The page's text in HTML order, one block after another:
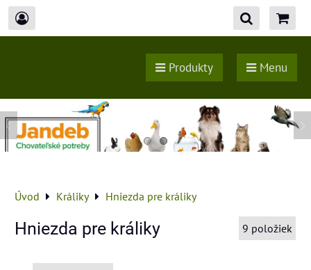
Produkty Menu
Úvod Králiky Hniezda pre králiky
Hniezda pre králiky 9 položiek